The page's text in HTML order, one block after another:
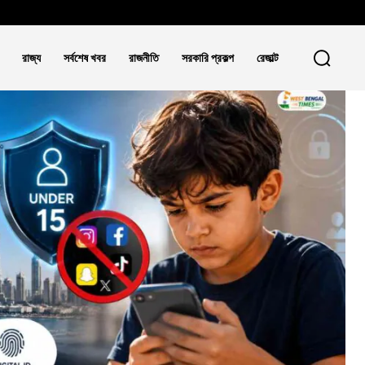
রাজ্য সর্বশেষ খবর রাজনীতি সরকারি প্রকল্প রেজাল্ট